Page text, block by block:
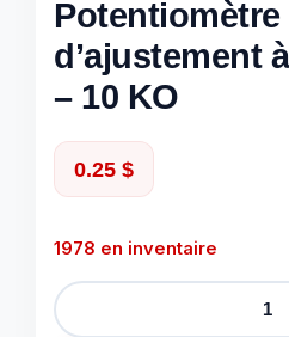
Potentiomètre
d’ajustement
– 10 KO
0.25 $
1978 en inventaire
quantité
de